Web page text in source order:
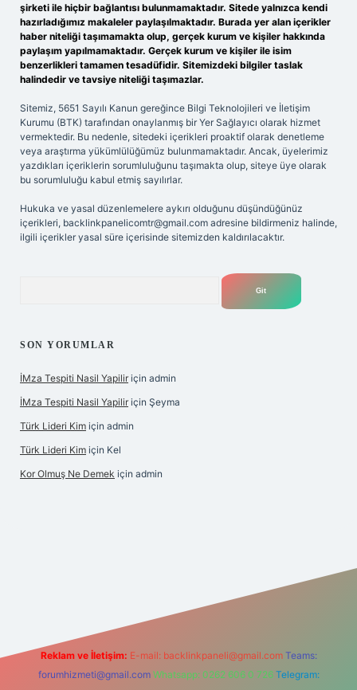
şirketi ile hiçbir bağlantısı bulunmamaktadır. Sitede yalnızca kendi
hazırladığımız makaleler paylaşılmaktadır. Burada yer alan içerikler
haber niteliği taşımamakta olup, gerçek kurum ve kişiler hakkında
paylaşım yapılmamaktadır. Gerçek kurum ve kişiler ile isim
benzerlikleri tamamen tesadüfidir. Sitemizdeki bilgiler taslak
halindedir ve tavsiye niteliği taşımazlar.
Sitemiz, 5651 Sayılı Kanun gereğince Bilgi Teknolojileri ve İletişim
Kurumu (BTK) tarafından onaylanmış bir Yer Sağlayıcı olarak hizmet
vermektedir. Bu nedenle, sitedeki içerikleri proaktif olarak denetleme
veya araştırma yükümlülüğümüz bulunmamaktadır. Ancak, üyelerimiz
yazdıkları içeriklerin sorumluluğunu taşımakta olup, siteye üye olarak
bu sorumluluğu kabul etmiş sayılırlar.
Hukuka ve yasal düzenlemelere aykırı olduğunu düşündüğünüz
içerikleri, backlinkpanelicomtr@gmail.com adresine bildirmeniz halinde,
ilgili içerikler yasal süre içerisinde sitemizden kaldırılacaktır.
SON YORUMLAR
İMza Tespiti Nasil Yapilir için admin
İMza Tespiti Nasil Yapilir için Şeyma
Türk Lideri Kim için admin
Türk Lideri Kim için Kel
Kor Olmuş Ne Demek için admin
Reklam ve İletişim: E-mail: backlinkpaneli@gmail.com Teams:
forumhizmeti@gmail.com Whatsapp: 0262 606 0 726 Telegram: